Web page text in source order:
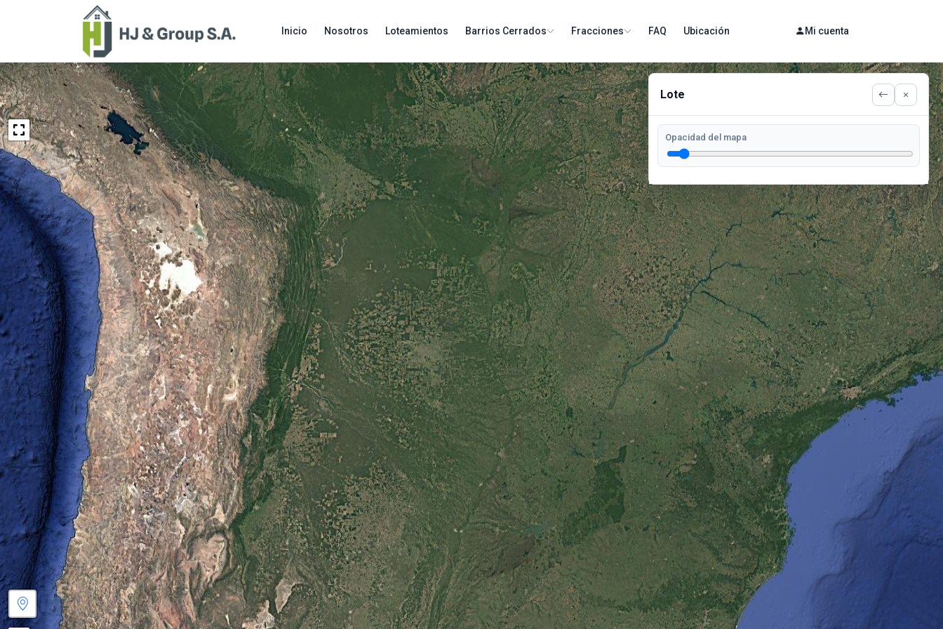
Inicio Nosotros Loteamientos Barrios Cerrados Fracciones FAQ Ubicación Mi cuenta
Lote
Opacidad del mapa